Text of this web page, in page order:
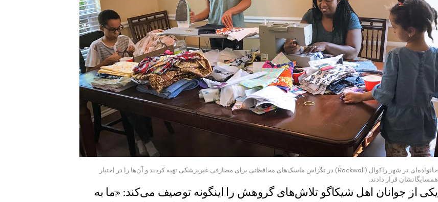
خانواده‌ای در شهر راکوال (Rockwall) در تگزاس ماسک‌های محافظتی برای مصارفی غیرپزشکی تهیه کردند و آن‌ها را در اختیار
همسایگانشان قرار دادند.
یکی از جوانان اهل شیکاگو تلاش‌های گروهش را اینگونه توصیف می‌کند: «ما به